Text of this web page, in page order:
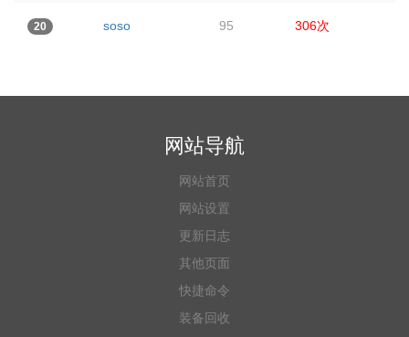
20 soso 95 306次
网站导航
网站首页
网站设置
更新日志
其他页面
快捷命令
装备回收